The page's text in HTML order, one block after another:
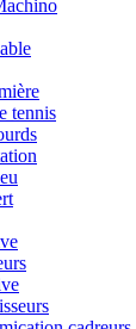
tennis